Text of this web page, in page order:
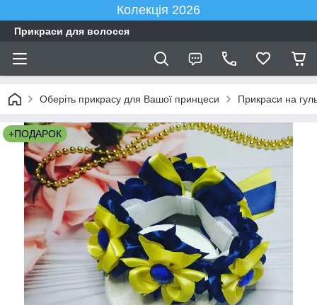
Колекція 2026
Прикраси для волосся
Оберіть прикрасу для Вашої принцеси Прикраси на
+ПОДАРОК